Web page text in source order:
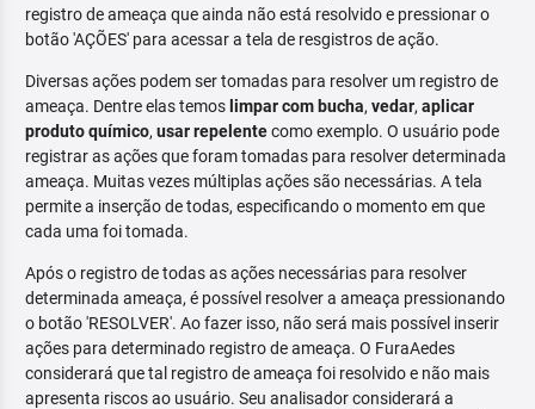
registro de ameaça que ainda não está resolvido e pressionar o
botão 'AÇÕES' para acessar a tela de resgistros de ação.
Diversas ações podem ser tomadas para resolver um registro de
ameaça. Dentre elas temos limpar com bucha, vedar, aplicar
produto químico, usar repelentecomo exemplo. O usuário pode
registrar as ações que foram tomadas para resolver determinada
ameaça. Muitas vezes múltiplas ações são necessárias. A tela
permite a inserção de todas, especificando o momento em que
cada uma foi tomada.
Após o registro de todas as ações necessárias para resolver
determinada ameaça, é possível resolver a ameaça pressionando
o botão 'RESOLVER'. Ao fazer isso, não será mais possível inserir
ações para determinado registro de ameaça. O FuraAedes
considerará que tal registro de ameaça foi resolvido e não mais
apresenta riscos ao usuário. Seu analisador considerará a